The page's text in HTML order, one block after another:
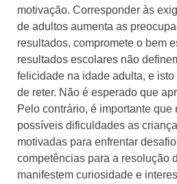
motivação. Corresponder às
de adultos aumenta as
resultados, compromete o bem
resultados escolares não
felicidade na idade adulta, e
de reter. Não é esperado que
Pelo contrário, é importante que
possíveis dificuldades as
motivadas para enfrentar
competências para a resolução
manifestem curiosidade e